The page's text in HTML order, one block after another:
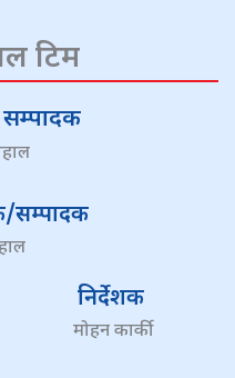
टिम
सम्पादक
सम्पादक
निर्देशक
मोहन कार्की